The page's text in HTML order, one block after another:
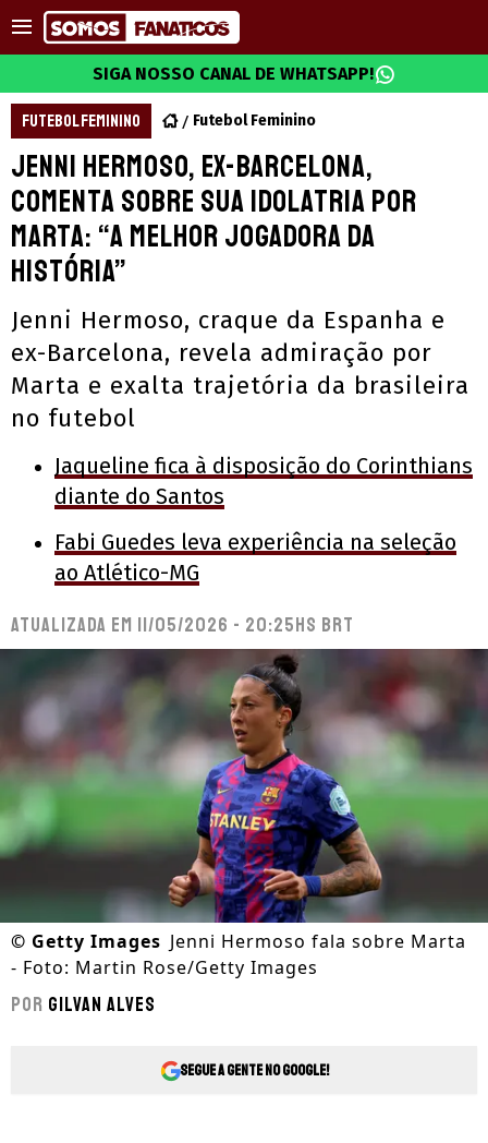
SIGA NOSSO CANAL DE WHATSAPP!
FUTEBOL FEMININO Futebol Feminino
Jenni Hermoso, ex-Barcelona,
comenta sobre sua idolatria por
Marta: “A melhor jogadora da
história”
Jenni Hermoso, craque da Espanha e
ex-Barcelona, revela admiração por
Marta e exalta trajetória da brasileira
no futebol
Jaqueline fica à disposição do Corinthians
diante do Santos
Fabi Guedes leva experiência na seleção
ao Atlético-MG
Atualizada em 11/05/2026 - 20:25hs BRT
© Getty Images Jenni Hermoso fala sobre Marta
- Foto: Martin Rose/Getty Images
Por Gilvan Alves
Segue a gente no Google!